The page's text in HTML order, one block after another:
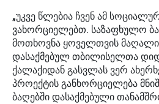
„უკვე წლებია ჩვენ ამ
ვახორციელებთ. საზაფხულო
მოთხოვნა ყოველთვის
დასაქმებულ თბილისელთა
ქალაქიდან გასვლას ვერ
პროექტის განხორციელება
ბაღებში დასაქმებული